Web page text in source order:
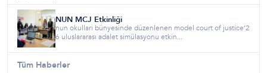
NUN MCJ Etkinliği
nun okulları bünyesinde düzenlenen model court of justice’2
6 uluslararası adalet simülasyonu etkin...
Tüm Haberler